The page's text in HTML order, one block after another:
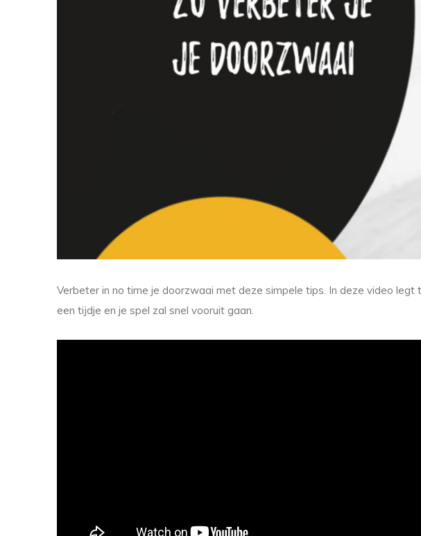
Verbeter in no time je doorzwaai met deze simpele tips. In deze video
een tijdje en je spel zal snel vooruit gaan.